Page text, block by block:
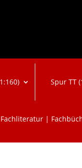
Spur TT
Fachliteratur |